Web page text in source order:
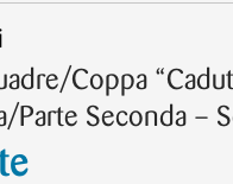
Coppa
Parte Seconda –